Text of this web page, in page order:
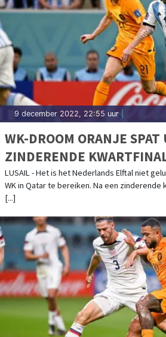
9 december 2022, 22:55 uur
WK-DROOM ORANJE
ZINDERENDE
LUSAIL - Het is het Nederlands Elftal niet
WK in Qatar te bereiken. Na een zinderende
[...]